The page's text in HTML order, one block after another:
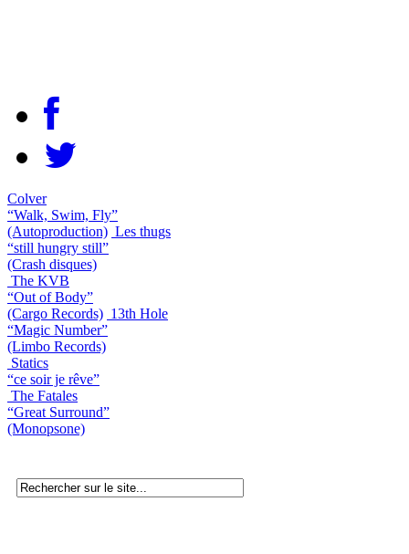
Colver
“Walk, Swim, Fly”
(Autoproduction) Les thugs
“still hungry still”
(Crash disques)
The KVB
“Out of Body”
(Cargo Records) 13th Hole
“Magic Number”
(Limbo Records)
Statics
“ce soir je rêve”
The Fatales
“Great Surround”
(Monopsone)